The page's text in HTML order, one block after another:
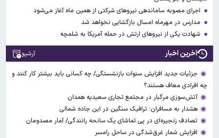
اجرای مصوبه ساماندهی نیرو‌های شرکتی از همین ماه آغاز می‌شود
مدارس در مهرماه امسال بازگشایی نخواهد شد
شهادت یکی از نیروهای ارتش در حمله آمریکا به شلمچه
آخرین اخبار آرشیو
جزئیات جدید افزایش سنوات بازنشستگی/ چه کسانی باید بیشتر کار کنند و
چه افرادی معاف هستند؟
آتش‌سوزی مرگبار در مجتمع تجاری سعیدیه همدان
هشدار به مسافران؛ ترافیک سنگین در این جاده شمالی
تصادف زنجیره‌ای در پی تماشای یک سانحه رانندگی/ آمار مصدومان
افزایش شمار غرق‌شدگی در ساحل رامسر